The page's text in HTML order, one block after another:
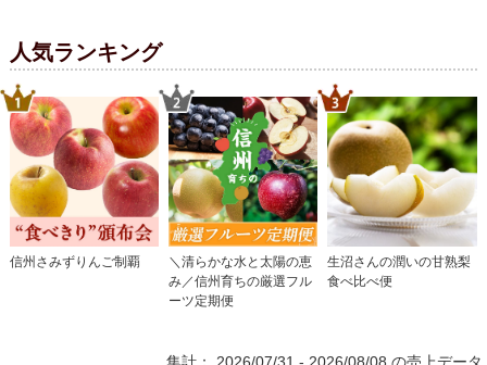
人気ランキング
信州さみずりんご制覇
＼清らかな水と太陽の恵
み／信州育ちの厳選フル
ーツ定期便
生沼さんの潤いの甘熟梨
食べ比べ便
集計： 2026/07/31 - 2026/08/08 の売上データ